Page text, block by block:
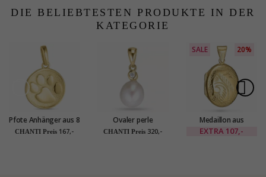
DIE BELIEBTESTEN PRODUKTE IN DER
KATEGORIE
Pfote Anhänger aus 8
Karat Gold - Gold
CHANTI Preis 167,-
Ovaler perle
diamantanhänger in
CHANTI Preis 320,-
SALE 20%
Medaillon aus
vergoldetem
EXTRA 107,-